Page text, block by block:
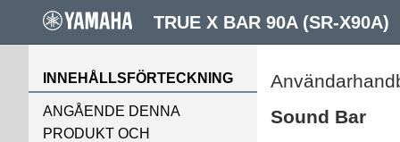
INNEHÅLLSFÖRTECKNING
ANGÅENDE DENNA
PRODUKT OCH
Sound Bar
TRUE X BAR 90A (SR-X90A)